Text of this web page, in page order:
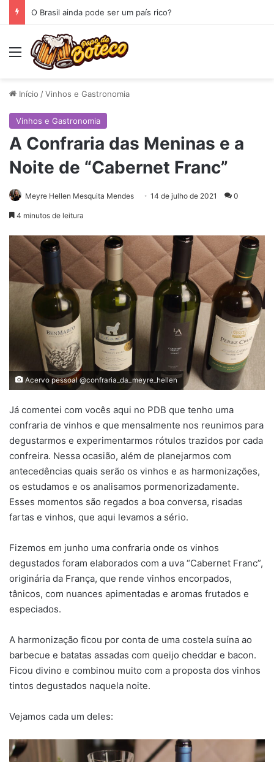
O Espelho
Menu
Início /Vinhos e Gastronomia
Vinhos e Gastronomia
A Confraria das Meninas e a
Noite de “Cabernet Franc”
Meyre Hellen Mesquita Mendes 14 de julho de 2021 0
4 minutos de leitura
Acervo pessoal @confraria_da_meyre_hellen
Já comentei com vocês aqui no PDB que tenho uma
confraria de vinhos e que mensalmente nos reunimos para
degustarmos e experimentarmos rótulos trazidos por cada
confreira. Nessa ocasião, além de planejarmos com
antecedências quais serão os vinhos e as harmonizações,
os estudamos e os analisamos pormenorizadamente.
Esses momentos são regados a boa conversa, risadas
fartas e vinhos, que aqui levamos a sério.
Fizemos em junho uma confraria onde os vinhos
degustados foram elaborados com a uva “Cabernet Franc”,
originária da França, que rende vinhos encorpados,
tânicos, com nuances apimentadas e aromas frutados e
especiados.
A harmonização ficou por conta de uma costela suína ao
barbecue e batatas assadas com queijo cheddar e bacon.
Ficou divino e combinou muito com a proposta dos vinhos
tintos degustados naquela noite.
Vejamos cada um deles: